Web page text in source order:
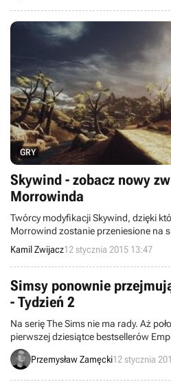
GRY
Skywind - zobacz nowy
Morrowinda
Twórcy modyfikacji Skywind, dzięki
Morrowind zostanie przeniesione na
Skyrim, opublikowali nowy zwiastun
prezentujący region Sheogorad.
Kamil Zwijacz12 stycznia 2015 13:47
Simsy ponownie
- Tydzień 2
Na serię The Sims nie ma rady. Aż
pierwszej dziesiątce bestsellerów
serii. Zapraszamy do zapoznania się z
znajdującymi uznanie klientów
Przemysław Zamęcki12 stycznia